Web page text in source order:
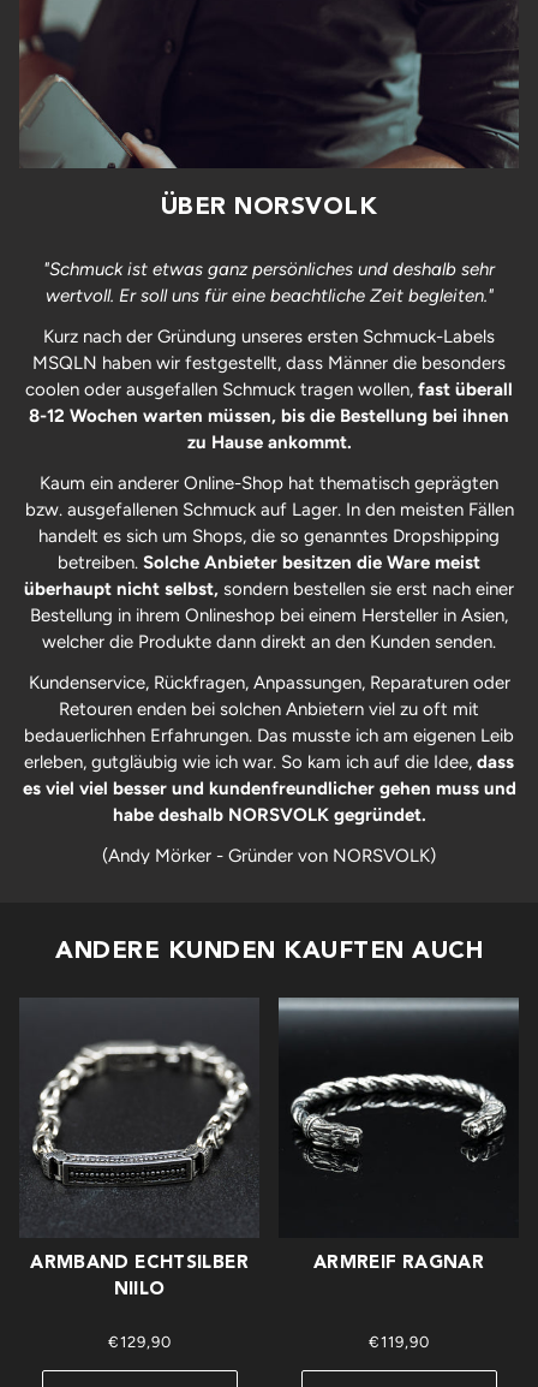
ÜBER NORSVOLK
"Schmuck ist etwas ganz persönliches und deshalb sehr
wertvoll. Er soll uns für eine beachtliche Zeit begleiten."
Kurz nach der Gründung unseres ersten Schmuck-Labels
MSQLN haben wir festgestellt, dass Männer die besonders
coolen oder ausgefallen Schmuck tragen wollen, fast überall
8-12 Wochen warten müssen, bis die Bestellung bei ihnen
zu Hause ankommt.
Kaum ein anderer Online-Shop hat thematisch geprägten
bzw. ausgefallenen Schmuck auf Lager. In den meisten Fällen
handelt es sich um Shops, die so genanntes Dropshipping
betreiben. Solche Anbieter besitzen die Ware meist
überhaupt nicht selbst, sondern bestellen sie erst nach einer
Bestellung in ihrem Onlineshop bei einem Hersteller in Asien,
welcher die Produkte dann direkt an den Kunden senden.
Kundenservice, Rückfragen, Anpassungen, Reparaturen oder
Retouren enden bei solchen Anbietern viel zu oft mit
bedauerlichhen Erfahrungen. Das musste ich am eigenen Leib
erleben, gutgläubig wie ich war. So kam ich auf die Idee, dass
es viel viel besser und kundenfreundlicher gehen muss und
habe deshalb NORSVOLK gegründet.
(Andy Mörker - Gründer von NORSVOLK)
ANDERE KUNDEN KAUFTEN AUCH
ARMBAND ECHTSILBER
NIILO
€129,90
ARMREIF RAGNAR
€119,90